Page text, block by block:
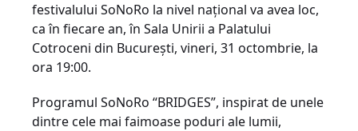
festivalului SoNoRo la nivel național va avea loc,
ca în fiecare an, în Sala Unirii a Palatului
Cotroceni din București, vineri, 31 octombrie, la
ora 19:00.
Programul SoNoRo “BRIDGES”, inspirat de unele
dintre cele mai faimoase poduri ale lumii,